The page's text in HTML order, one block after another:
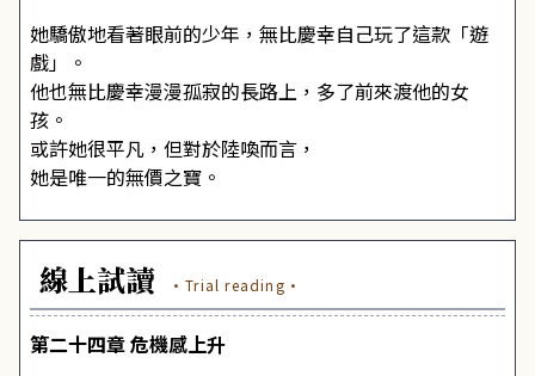
她驕傲地看著眼前的少年，無比慶幸自己玩了這款「遊
戲」。
他也無比慶幸漫漫孤寂的長路上，多了前來渡他的女
孩。
或許她很平凡，但對於陸喚而言，
她是唯一的無價之寶。
線上試讀 ·Trial reading·
第二十四章 危機感上升